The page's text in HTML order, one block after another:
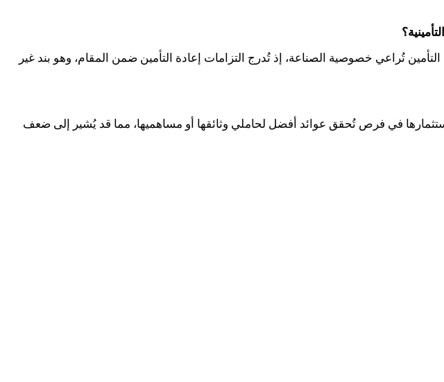
تُراعي خصوصية الصناعة، إذ تُدرج التزامات إعادة التأمين ضمن المقام، وهو بند غير
في فرص تُحقق عوائد أفضل لحاملي وثائقها أو مساهميها، مما قد يُشير إلى ضعف